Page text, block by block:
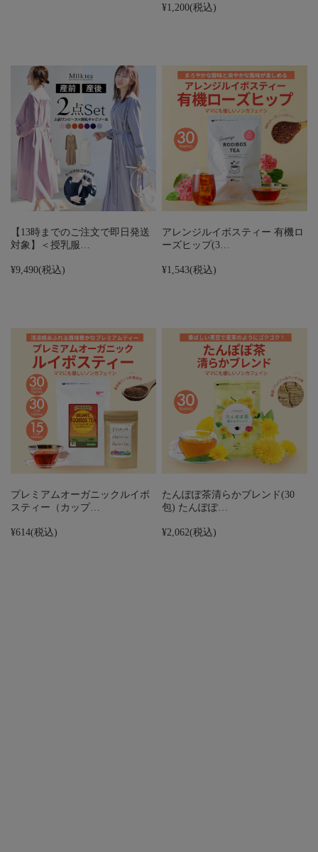
¥1,200(税込)
【13時までのご注文で即日発送
対象】＜授乳服…
¥9,490(税込)
アレンジルイボスティー 有機ロ
ーズヒップ(3…
¥1,543(税込)
プレミアムオーガニックルイボ
スティー（カップ…
¥614(税込)
たんぽぽ茶清らかブレンド(30
包) たんぽぽ…
¥2,062(税込)